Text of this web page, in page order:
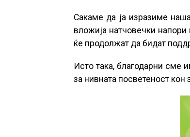
Сакаме да ја изразиме
вложија натчовечки
ќе продолжат да бидат
Исто така, благодарни сме
за нивната посветеност кон